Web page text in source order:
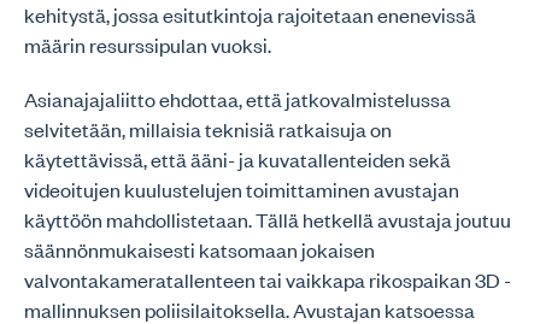
kehitystä, jossa esitutkintoja rajoitetaan enenevissä
määrin resurssipulan vuoksi.
Asianajajaliitto ehdottaa, että jatkovalmistelussa
selvitetään, millaisia teknisiä ratkaisuja on
käytettävissä, että ääni- ja kuvatallenteiden sekä
videoitujen kuulustelujen toimittaminen avustajan
käyttöön mahdollistetaan. Tällä hetkellä avustaja joutuu
säännönmukaisesti katsomaan jokaisen
valvontakameratallenteen tai vaikkapa rikospaikan 3D -
mallinnuksen poliisilaitoksella. Avustajan katsoessa